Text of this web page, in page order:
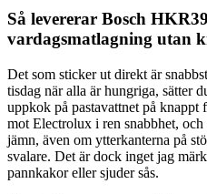
Så levererar Bosch
vardagsmatlagning utan
Det som sticker ut direkt är
tisdag när alla är hungriga, sätter
uppkok på pastavattnet på
mot Electrolux i ren snabbhet,
jämn, även om ytterkanterna på
svalare. Det är dock inget jag
pannkakor eller sjuder sås.